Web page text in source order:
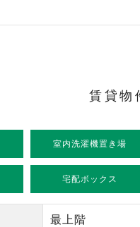
賃貸物
室内洗濯機置き場
宅配ボックス
最上階